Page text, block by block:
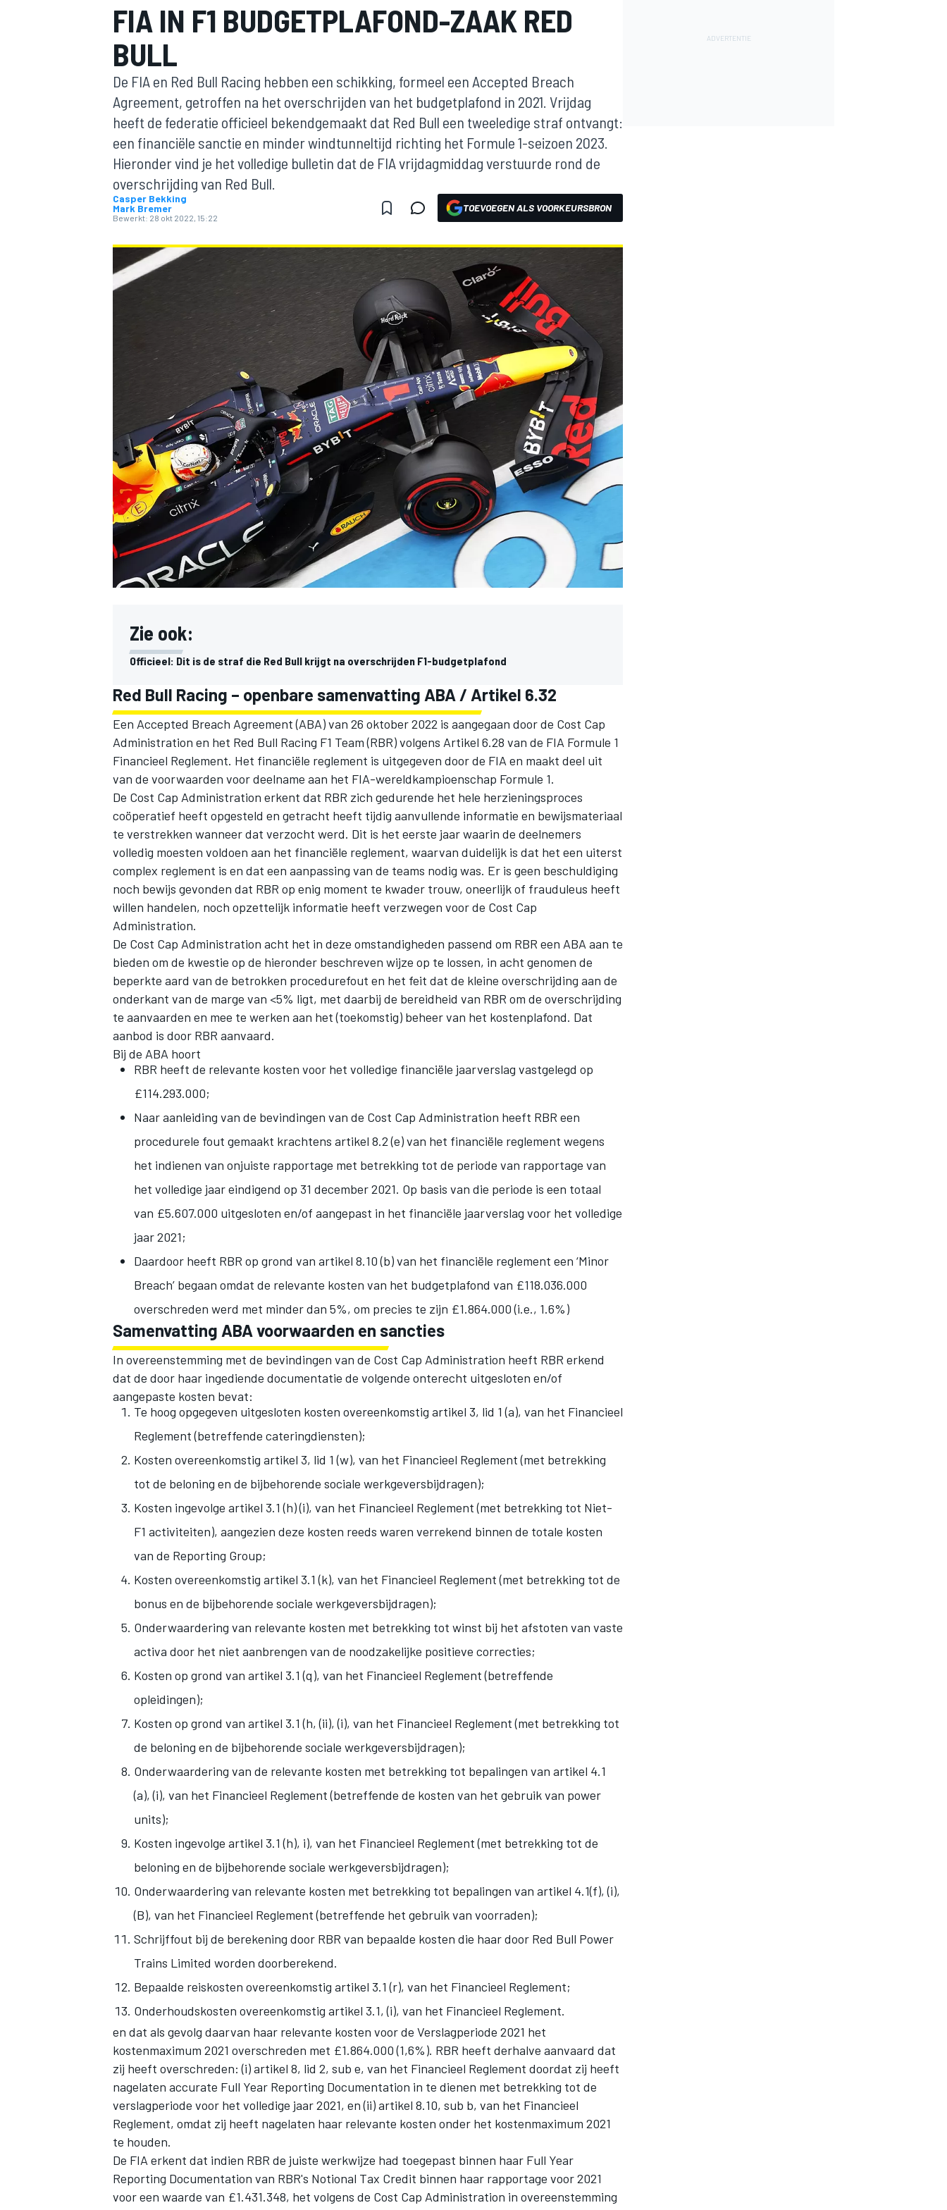
MOTOGP
WEC DTM
MEER RACEKLASSEN
FIA IN F1 BUDGETPLAFOND-ZAAK RED
BULL
De FIA en Red Bull Racing hebben een schikking, formeel een Accepted Breach
Agreement, getroffen na het overschrijden van het budgetplafond in 2021. Vrijdag
heeft de federatie officieel bekendgemaakt dat Red Bull een tweeledige straf ontvangt:
een financiële sanctie en minder windtunneltijd richting het Formule 1-seizoen 2023.
Hieronder vind je het volledige bulletin dat de FIA vrijdagmiddag verstuurde rond de
overschrijding van Red Bull.
Casper Bekking
Mark Bremer
Bewerkt: 28 okt 2022, 15:22
TOEVOEGEN ALS VOORKEURSBRON
Zie ook:
Officieel: Dit is de straf die Red Bull krijgt na overschrijden F1-budgetplafond
Red Bull Racing – openbare samenvatting ABA / Artikel 6.32
Een Accepted Breach Agreement (ABA) van 26 oktober 2022 is aangegaan door de Cost Cap
Administration en het Red Bull Racing F1 Team (RBR) volgens Artikel 6.28 van de FIA Formule 1
Financieel Reglement. Het financiële reglement is uitgegeven door de FIA en maakt deel uit
van de voorwaarden voor deelname aan het FIA-wereldkampioenschap Formule 1.
De Cost Cap Administration erkent dat RBR zich gedurende het hele herzieningsproces
coöperatief heeft opgesteld en getracht heeft tijdig aanvullende informatie en bewijsmateriaal
te verstrekken wanneer dat verzocht werd. Dit is het eerste jaar waarin de deelnemers
volledig moesten voldoen aan het financiële reglement, waarvan duidelijk is dat het een uiterst
complex reglement is en dat een aanpassing van de teams nodig was. Er is geen beschuldiging
noch bewijs gevonden dat RBR op enig moment te kwader trouw, oneerlijk of frauduleus heeft
willen handelen, noch opzettelijk informatie heeft verzwegen voor de Cost Cap
Administration.
De Cost Cap Administration acht het in deze omstandigheden passend om RBR een ABA aan te
bieden om de kwestie op de hieronder beschreven wijze op te lossen, in acht genomen de
beperkte aard van de betrokken procedurefout en het feit dat de kleine overschrijding aan de
onderkant van de marge van <5% ligt, met daarbij de bereidheid van RBR om de overschrijding
te aanvaarden en mee te werken aan het (toekomstig) beheer van het kostenplafond. Dat
aanbod is door RBR aanvaard.
Bij de ABA hoort
RBR heeft de relevante kosten voor het volledige financiële jaarverslag vastgelegd op
£114.293.000;
Naar aanleiding van de bevindingen van de Cost Cap Administration heeft RBR een
procedurele fout gemaakt krachtens artikel 8.2 (e) van het financiële reglement wegens
het indienen van onjuiste rapportage met betrekking tot de periode van rapportage van
het volledige jaar eindigend op 31 december 2021. Op basis van die periode is een totaal
van £5.607.000 uitgesloten en/of aangepast in het financiële jaarverslag voor het volledige
jaar 2021;
Daardoor heeft RBR op grond van artikel 8.10 (b) van het financiële reglement een ‘Minor
Breach’ begaan omdat de relevante kosten van het budgetplafond van £118.036.000
overschreden werd met minder dan 5%, om precies te zijn £1.864.000 (i.e., 1.6%)
Samenvatting ABA voorwaarden en sancties
In overeenstemming met de bevindingen van de Cost Cap Administration heeft RBR erkend
dat de door haar ingediende documentatie de volgende onterecht uitgesloten en/of
aangepaste kosten bevat:
Te hoog opgegeven uitgesloten kosten overeenkomstig artikel 3, lid 1 (a), van het Financieel
Reglement (betreffende cateringdiensten);
Kosten overeenkomstig artikel 3, lid 1 (w), van het Financieel Reglement (met betrekking
tot de beloning en de bijbehorende sociale werkgeversbijdragen);
Kosten ingevolge artikel 3.1 (h) (i), van het Financieel Reglement (met betrekking tot Niet-
F1 activiteiten), aangezien deze kosten reeds waren verrekend binnen de totale kosten
van de Reporting Group;
Kosten overeenkomstig artikel 3.1 (k), van het Financieel Reglement (met betrekking tot de
bonus en de bijbehorende sociale werkgeversbijdragen);
Onderwaardering van relevante kosten met betrekking tot winst bij het afstoten van vaste
activa door het niet aanbrengen van de noodzakelijke positieve correcties;
Kosten op grond van artikel 3.1 (q), van het Financieel Reglement (betreffende
opleidingen);
Kosten op grond van artikel 3.1 (h, (ii), (i), van het Financieel Reglement (met betrekking tot
de beloning en de bijbehorende sociale werkgeversbijdragen);
Onderwaardering van de relevante kosten met betrekking tot bepalingen van artikel 4.1
(a), (i), van het Financieel Reglement (betreffende de kosten van het gebruik van power
units);
Kosten ingevolge artikel 3.1 (h), i), van het Financieel Reglement (met betrekking tot de
beloning en de bijbehorende sociale werkgeversbijdragen);
Onderwaardering van relevante kosten met betrekking tot bepalingen van artikel 4.1(f), (i),
(B), van het Financieel Reglement (betreffende het gebruik van voorraden);
Schrijffout bij de berekening door RBR van bepaalde kosten die haar door Red Bull Power
Trains Limited worden doorberekend.
Bepaalde reiskosten overeenkomstig artikel 3.1 (r), van het Financieel Reglement;
Onderhoudskosten overeenkomstig artikel 3.1, (i), van het Financieel Reglement.
en dat als gevolg daarvan haar relevante kosten voor de Verslagperiode 2021 het
kostenmaximum 2021 overschreden met £1.864.000 (1,6%). RBR heeft derhalve aanvaard dat
zij heeft overschreden: (i) artikel 8, lid 2, sub e, van het Financieel Reglement doordat zij heeft
nagelaten accurate Full Year Reporting Documentation in te dienen met betrekking tot de
verslagperiode voor het volledige jaar 2021, en (ii) artikel 8.10, sub b, van het Financieel
Reglement, omdat zij heeft nagelaten haar relevante kosten onder het kostenmaximum 2021
te houden.
De FIA erkent dat indien RBR de juiste werkwijze had toegepast binnen haar Full Year
Reporting Documentation van RBR's Notional Tax Credit binnen haar rapportage voor 2021
voor een waarde van £1.431.348, het volgens de Cost Cap Administration in overeenstemming